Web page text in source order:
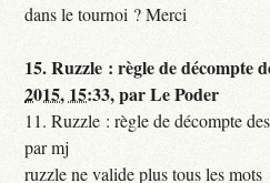
dans le tournoi ? Merci
15.Ruzzle : règle de décompte
2015, 15:33,parLe Poder
11. Ruzzle : règle de décompte
par mj
ruzzle ne valide plus tous les mots